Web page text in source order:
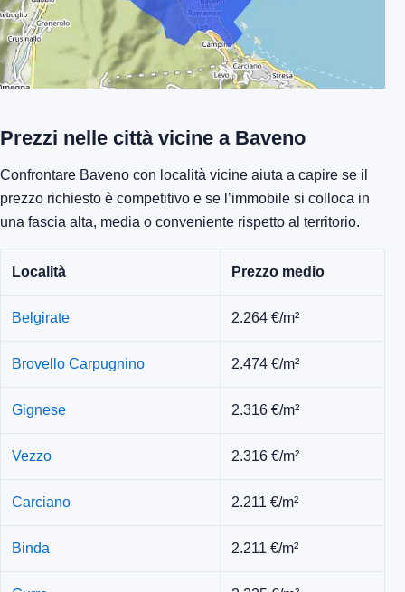
Prezzi nelle città vicine a Baveno
Confrontare Baveno con località vicine aiuta a capire se il
prezzo richiesto è competitivo e se l’immobile si colloca in
una fascia alta, media o conveniente rispetto al territorio.
Località Prezzo medio
Belgirate 2.264 €/m²
Brovello Carpugnino 2.474 €/m²
Gignese 2.316 €/m²
Vezzo 2.316 €/m²
Carciano 2.211 €/m²
Binda 2.211 €/m²